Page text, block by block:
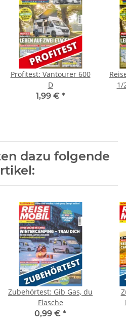
Profitest: Vantourer 600
D
1,99 € *
1/
dazu folgende
Zubehörtest: Gib Gas, du
Flasche
0,99 € *